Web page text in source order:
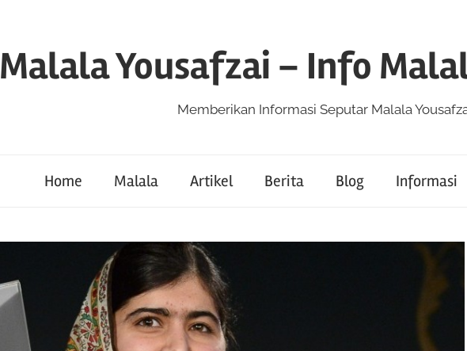
Malala Yousafzai – Info
Memberikan Informasi Seputar Malala
Home Malala Artikel Berita Blog Informasi